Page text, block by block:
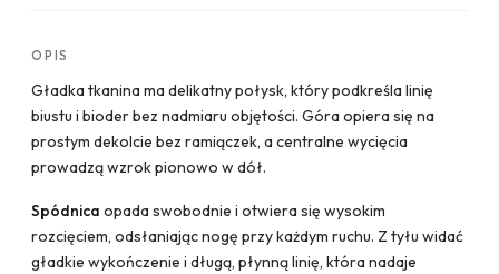
OPIS
Gładka tkanina ma delikatny połysk, który podkreśla linię
biustu i bioder bez nadmiaru objętości. Góra opiera się na
prostym dekolcie bez ramiączek, a centralne wycięcia
prowadzą wzrok pionowo w dół.
Spódnica opada swobodnie i otwiera się wysokim
rozcięciem, odsłaniając nogę przy każdym ruchu. Z tyłu widać
gładkie wykończenie i długą, płynną linię, która nadaje